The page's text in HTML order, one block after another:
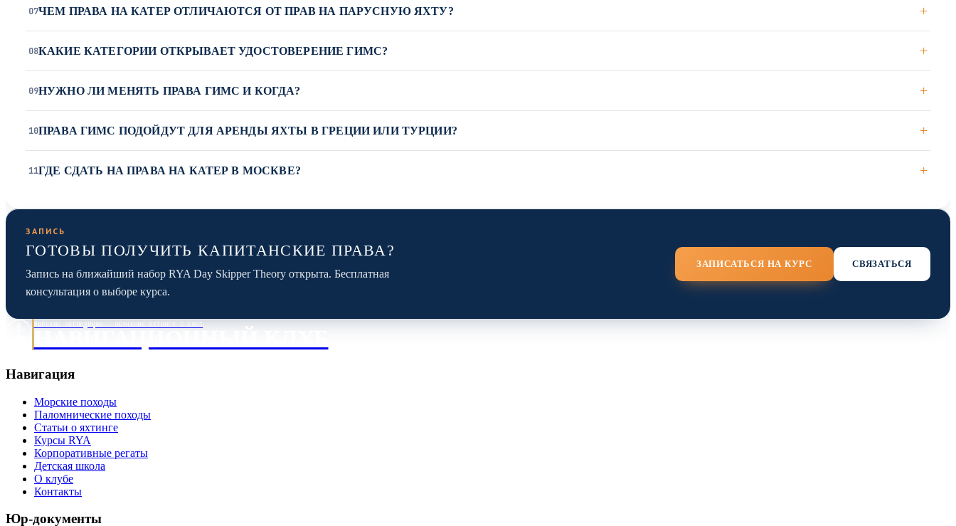
07ЧЕМ ПРАВА НА КАТЕР ОТЛИЧАЮТСЯ ОТ ПРАВ НА ПАРУСНУЮ ЯХТУ? +
08КАКИЕ КАТЕГОРИИ ОТКРЫВАЕТ УДОСТОВЕРЕНИЕ ГИМС? +
09НУЖНО ЛИ МЕНЯТЬ ПРАВА ГИМС И КОГДА? +
10ПРАВА ГИМС ПОДОЙДУТ ДЛЯ АРЕНДЫ ЯХТЫ В ГРЕЦИИ ИЛИ ТУРЦИИ? +
11ГДЕ СДАТЬ НА ПРАВА НА КАТЕР В МОСКВЕ? +
ЗАПИСЬ
ГОТОВЫ ПОЛУЧИТЬ КАПИТАНСКИЕ ПРАВА?
Запись на ближайший набор RYA Day Skipper Theory открыта. Бесплатная
консультация о выборе курса.
ЗАПИСАТЬСЯ НА КУРС СВЯЗАТЬСЯ
МОРСКИЕ ЭКСПЕДИЦИИ · ОБУЧЕНИЕ ЯХТИНГУ С 2003
Навигация
Морские походы
Паломнические походы
Статьи о яхтинге
Курсы RYA
Корпоративные регаты
Детская школа
О клубе
Контакты
Юр-документы